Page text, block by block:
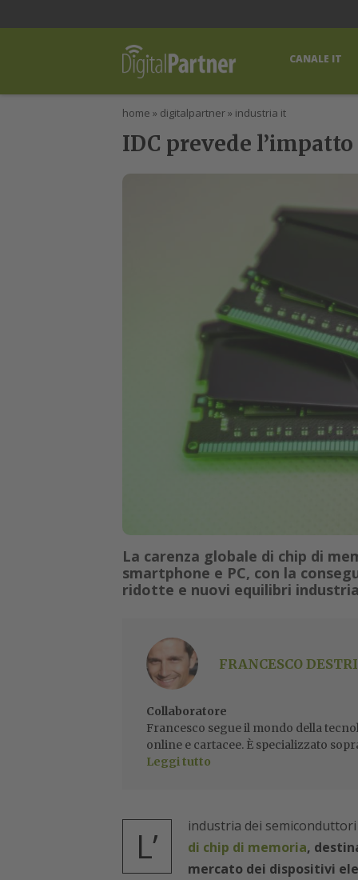
CANALE IT
home » digitalpartner» industria it
IDC prevede
La carenza globale di chip di
smartphone e PC, con la
ridotte e nuovi equilibri
FRANCESCO DESTRI
Collaboratore
Francesco segue il mondo della
online e cartacee. È specializzato
Leggi tutto
L’ industria dei
di chip di memoria,
mercato dei dispositivi